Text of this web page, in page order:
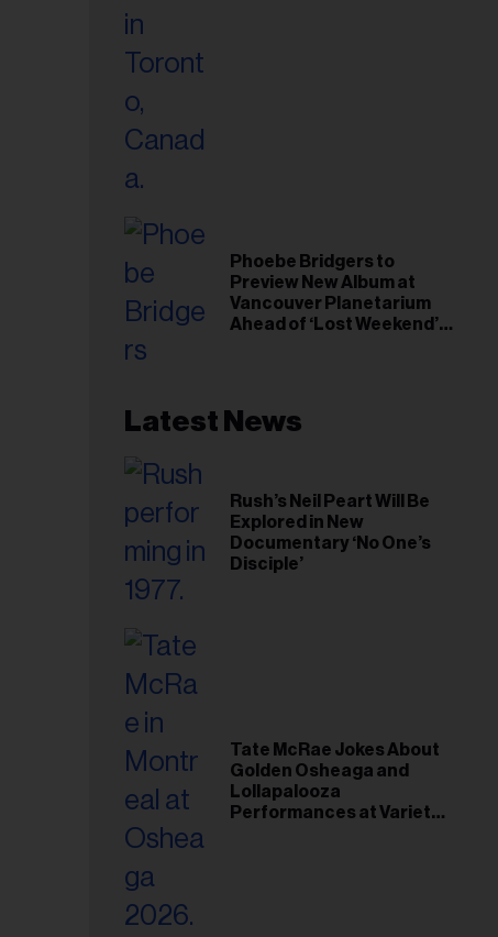
Phoebe Bridgers to
Preview New Album at
Vancouver Planetarium
Ahead of ‘Lost Weekend’
Latest News
Rush’s Neil Peart Will Be
Explored in New
Documentary ‘No One’s
Disciple’
Tate McRae Jokes About
Golden Osheaga and
Lollapalooza
Performances at Variety